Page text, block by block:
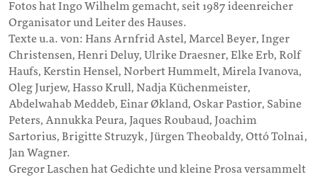
Fotos hat Ingo Wilhelm gemacht, seit 1987 ideenreicher
Organisator und Leiter des Hauses.
Texte u.a. von: Hans Arnfrid Astel, Marcel Beyer, Inger
Christensen, Henri Deluy, Ulrike Draesner, Elke Erb, Rolf
Haufs, Kerstin Hensel, Norbert Hummelt, Mirela Ivanova,
Oleg Jurjew, Hasso Krull, Nadja Küchenmeister,
Abdelwahab Meddeb, Einar Økland, Oskar Pastior, Sabine
Peters, Annukka Peura, Jaques Roubaud, Joachim
Sartorius, Brigitte Struzyk, Jürgen Theobaldy, Ottó Tolnai,
Jan Wagner.
Gregor Laschen hat Gedichte und kleine Prosa versammelt